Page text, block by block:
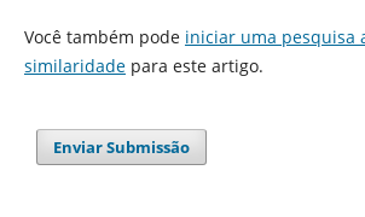
Você também pode iniciar uma pesquisa
similaridadepara este artigo.
Enviar Submissão